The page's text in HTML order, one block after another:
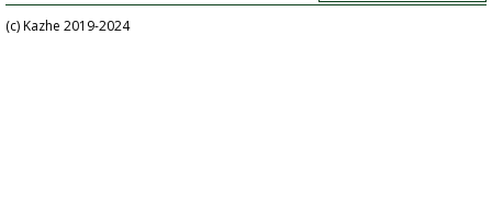
(c) Kazhe 2019-2024